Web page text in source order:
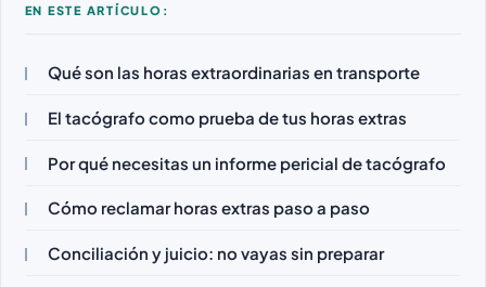
EN ESTE ARTÍCULO:
Qué son las horas extraordinarias en transporte
El tacógrafo como prueba de tus horas extras
Por qué necesitas un informe pericial de tacógrafo
Cómo reclamar horas extras paso a paso
Conciliación y juicio: no vayas sin preparar